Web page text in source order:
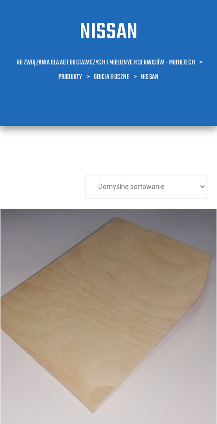
NISSAN
ROZWIĄZANIA DLA AUT DOSTAWCZYCH I MOBILNYCH SERWISÓW - MOBILTECH >
PRODUKTY > OBICIA BOCZNE > NISSAN